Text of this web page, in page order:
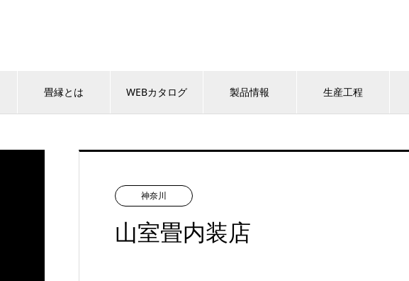
畳縁とは WEBカタログ 製品情報 生産工程
神奈川
山室畳内装店